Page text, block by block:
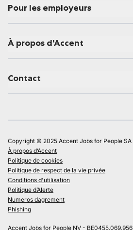
Pour les employeurs
À propos d'Accent
Contact
Copyright © 2025 Accent Jobs for People SA
À propos d’Accent
Politique de cookies
Politique de respect de la vie privée
Conditions d'utilisation
Politique d’Alerte
Numeros dagrement
Phishing
Accent Jobs for People NV - BE0455.069.956